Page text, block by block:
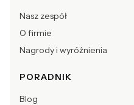
Nasz zespół
O firmie
Nagrody i wyróżnienia
PORADNIK
Blog